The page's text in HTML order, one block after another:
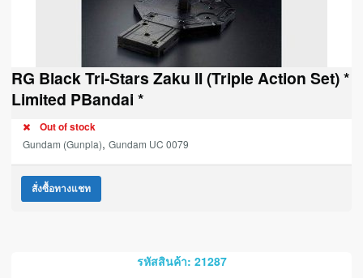
RG Black Tri-Stars Zaku II (Triple Action Set) *
Limited PBandai *
Out of stock
Gundam (Gunpla), Gundam UC 0079
สั่งซื้อทางแชท
รหัสสินค้า: 21287